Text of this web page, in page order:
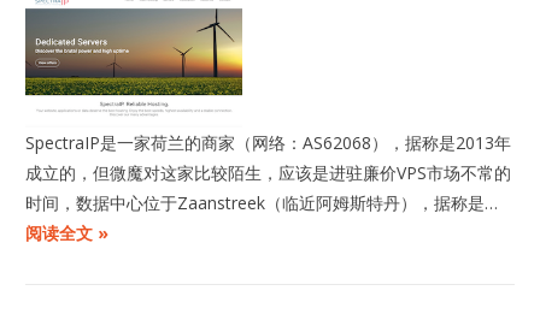
SpectraIP是一家荷兰的商家（网络：AS62068），据称是2013年
成立的，但微魔对这家比较陌生，应该是进驻廉价VPS市场不常的
时间，数据中心位于Zaanstreek（临近阿姆斯特丹），据称是…
阅读全文 »